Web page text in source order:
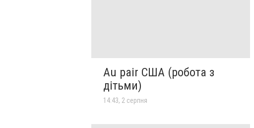
Au pair США (робота з
дітьми)
14:43, 2 серпня